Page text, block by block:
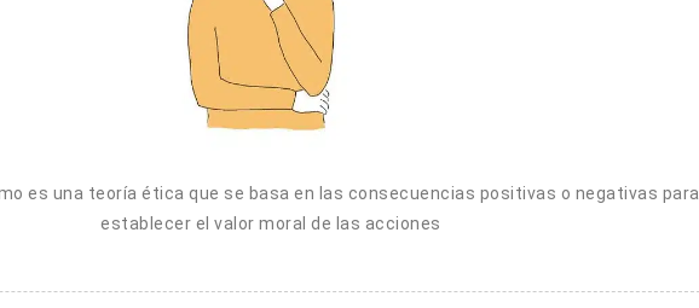
es una teoría ética que se basa en las consecuencias positivas o negativas para
establecer el valor moral de las acciones